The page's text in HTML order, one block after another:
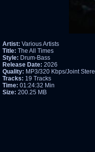
Artist: Various Artists
Title: The All Times
Style: Drum-Bass
Release Date: 2026
Quality: MP3/320 Kbps/Joint
Tracks: 19 Tracks
Time: 01:24:32 Min
Size: 200.25 MB